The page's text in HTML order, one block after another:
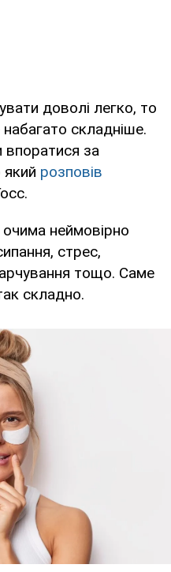
доволі легко, то
складніше.
впоратися за
розповів
неймовірно
стрес,
тощо. Саме
складно.